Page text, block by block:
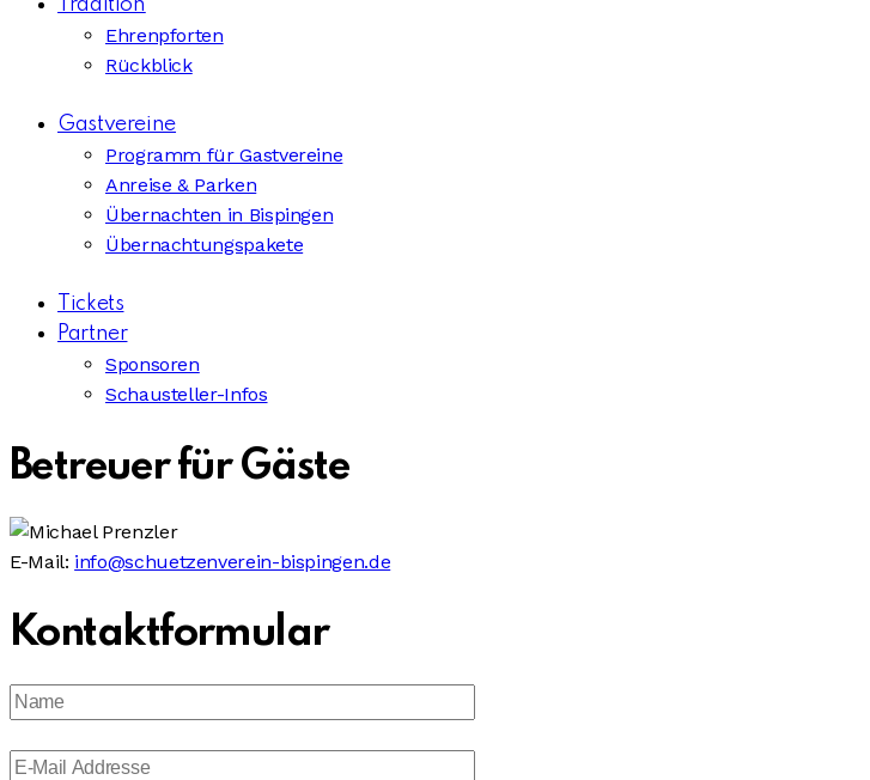
Tradition
Ehrenpforten
Rückblick
Gastvereine
Programm für Gastvereine
Anreise & Parken
Übernachten in Bispingen
Übernachtungspakete
Tickets
Partner
Sponsoren
Schausteller-Infos
Betreuer für Gäste
E-Mail: info@schuetzenverein-bispingen.de
Kontaktformular